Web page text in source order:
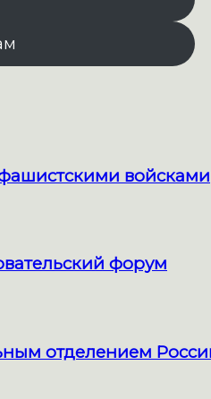
войсками
форум
отделением